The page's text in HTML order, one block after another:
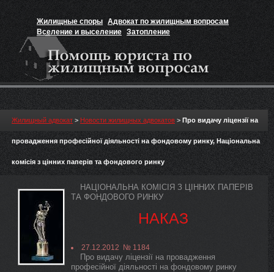
Жилищные споры Адвокат по жилищным вопросам
Вселение и выселение Затопление
Признание прав на жильё
Жилищный адвокат > Новости жилищных адвокатов > Про видачу ліцензії на
провадження професійної діяльності на фондовому ринку, Національна
комісія з цінних паперів та фондового ринку
НАЦІОНАЛЬНА КОМІСІЯ З ЦІННИХ ПАПЕРІВ
ТА ФОНДОВОГО РИНКУ
НАКАЗ
27.12.2012 № 1184
Про видачу ліцензії на провадження
професійної діяльності на фондовому ринку